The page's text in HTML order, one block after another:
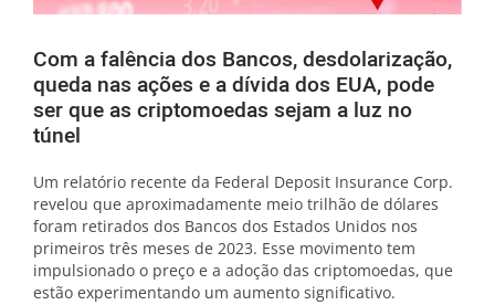
Com a falência dos Bancos, desdolarização,
queda nas ações e a dívida dos EUA, pode
ser que as criptomoedas sejam a luz no
túnel
Um relatório recente da Federal Deposit Insurance Corp.
revelou que aproximadamente meio trilhão de dólares
foram retirados dos Bancos dos Estados Unidos nos
primeiros três meses de 2023. Esse movimento tem
impulsionado o preço e a adoção das criptomoedas, que
estão experimentando um aumento significativo.